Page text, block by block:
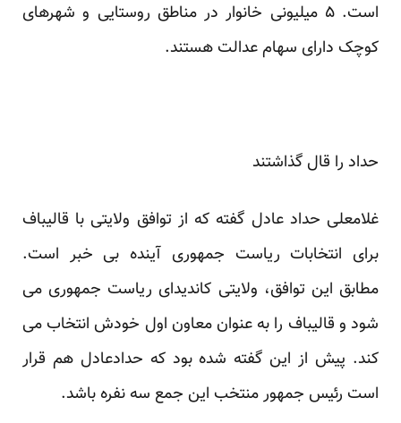
است. ۵ میلیونی خانوار در مناطق روستایی و شهرهای
کوچک دارای سهام عدالت هستند.
حداد را قال گذاشتند
غلامعلی حداد عادل گفته که از توافق ولایتی با قالیباف
برای انتخابات ریاست جمهوری آینده بی خبر است.
مطابق این توافق، ولایتی کاندیدای ریاست جمهوری می
شود و قالیباف را به عنوان معاون اول خودش انتخاب می
کند. پیش از این گفته شده بود که حدادعادل هم قرار
است رئیس جمهور منتخب این جمع سه نفره باشد.